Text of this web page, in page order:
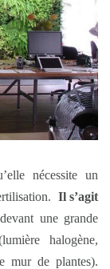
nécessite un
Il s’agit
une grande
halogène,
mur de plantes).